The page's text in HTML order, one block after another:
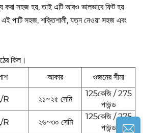
করা সহজ হয়, তাই এটি আরও ভালভাবে ফিট হয়
পাটি সহজ, শক্তিশালী, যত্ন নেওয়া সহজ এবং
কিল।
আকার
ওজনের সীমা
R ২১~২৫ সেমি
125কেজি / 275
পাউন্ড
R ২৬~৩০ সেমি
125কেজি / 275
পাউন্ড